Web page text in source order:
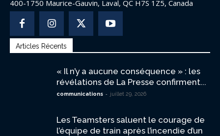
400-1750 Maurice-Gauvin, Laval, QC H7S 1Z5, Canada
Articles Récents
« Il n’y a aucune conséquence » : les
révélations de La Presse confirment...
communications - juillet 29, 2026
Les Teamsters saluent le courage de
l’équipe de train après l’incendie d’un